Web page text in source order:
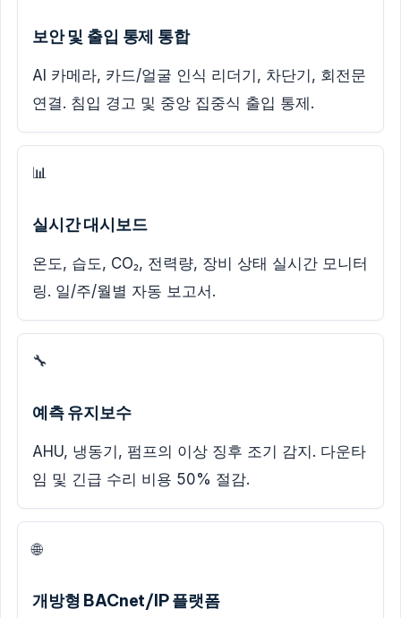
보안 및 출입 통제 통합
AI 카메라, 카드/얼굴 인식 리더기, 차단기, 회전문
연결. 침입 경고 및 중앙 집중식 출입 통제.
📊
실시간 대시보드
온도, 습도, CO₂, 전력량, 장비 상태 실시간 모니터
링. 일/주/월별 자동 보고서.
🔧
예측 유지보수
AHU, 냉동기, 펌프의 이상 징후 조기 감지. 다운타
임 및 긴급 수리 비용 50% 절감.
🌐
개방형 BACnet/IP 플랫폼